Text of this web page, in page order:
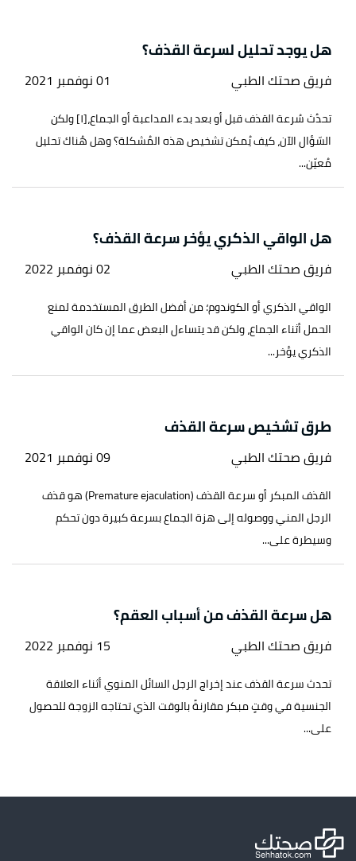
هل يوجد تحليل لسرعة القذف؟
فريق صحتك الطبي 01 نوفمبر 2021
تحدُث سُرعة القذف قبل أو بعد بدء المداعبة أو الجماع،[١] ولكن
السّؤال الآن، كيف يُمكن تشخيص هذه المُشكلة؟ وهل هُناك تحليل
مُعيّن...
هل الواقي الذكري يؤخر سرعة القذف؟
فريق صحتك الطبي 02 نوفمبر 2022
الواقي الذكري أو الكوندوم؛ من أفضل الطرق المستخدمة لمنع
الحمل أثناء الجماع، ولكن قد يتساءل البعض عما إن كان الواقي
الذكري يؤخر...
طرق تشخيص سرعة القذف
فريق صحتك الطبي 09 نوفمبر 2021
القذف المبكر أو سرعة القذف (Premature ejaculation) هو قذف
الرجل المني ووصوله إلى هزة الجماع بسرعة كبيرة دون تحكم
وسيطرة على...
هل سرعة القذف من أسباب العقم؟
فريق صحتك الطبي 15 نوفمبر 2022
تحدث سرعة القذف عند إخراج الرجل السائل المنوي أثناء العلاقة
الجنسية في وقتٍ مبكر مقارنةً بالوقت الذي تحتاجه الزوجة للحصول
على...